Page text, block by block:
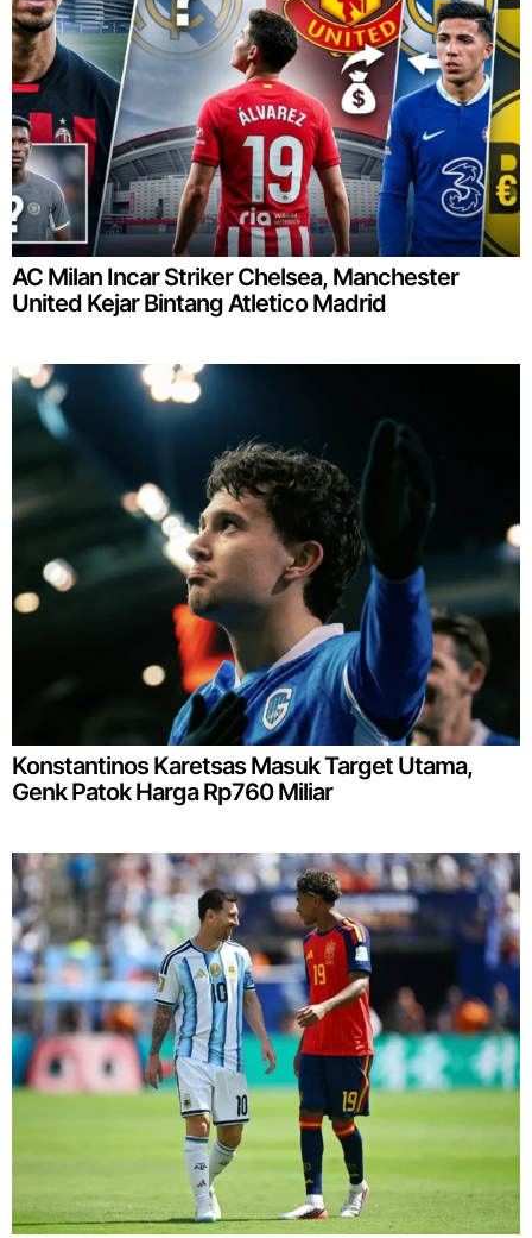
AC Milan Incar Striker Chelsea, Manchester
United Kejar Bintang Atletico Madrid
Konstantinos Karetsas Masuk Target Utama,
Genk Patok Harga Rp760 Miliar